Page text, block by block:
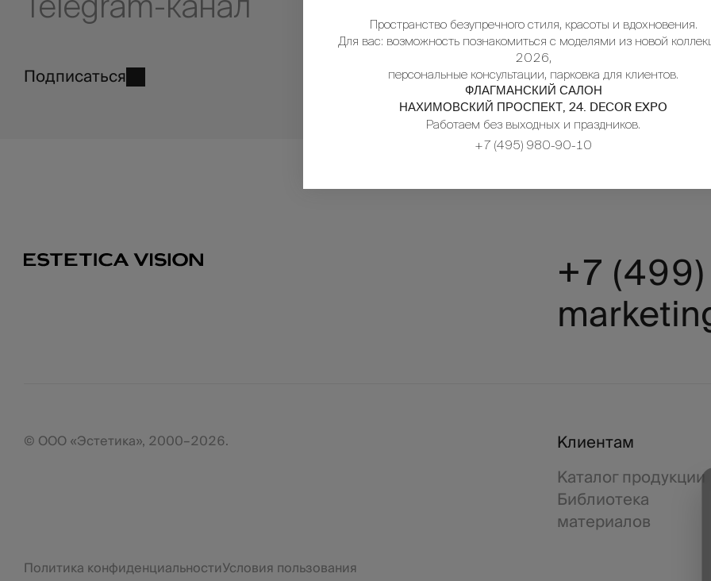
Подписаться
+7
© ООО «Эстетика», 2000–2026.
Политика конфиденциальностиУсловия пользования
Клиентам
Каталог продукции
Библиотека
материалов
Пространство безупречного стиля, красоты и вдохновения.
Для вас: возможность познакомиться с моделями из новой
2026,
персональные консультации, парковка для клиентов.
ФЛАГМАНСКИЙ САЛОН
НАХИМОВСКИЙ ПРОСПЕКТ, 24. DECOR EXPO
Работаем без выходных и праздников.
+7 (495) 980-90-10